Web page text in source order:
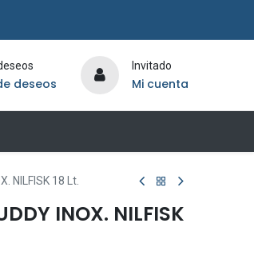
deseos
Invitado
Mi cuenta
NILFISK 18 Lt.
INOX. NILFISK